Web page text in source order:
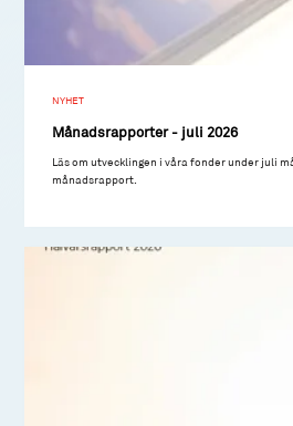
NYHET
Månadsrapporter - juli 2026
Läs om utvecklingen i våra fonder under juli
månadsrapport.